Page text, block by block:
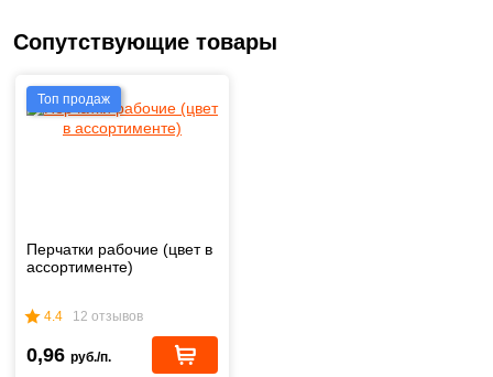
Сопутствующие товары
Топ продаж
Перчатки рабочие (цвет в
ассортименте)
4.4 12 отзывов
0,96 руб./п.